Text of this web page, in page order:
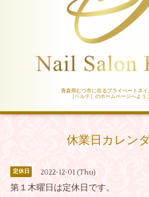
青森県むつ市に在るプライベートネイ
［ベルテ］のホームページへよう
休業日カレン
定休日 2022-12-01 (Thu)
第１木曜日は定休日です。